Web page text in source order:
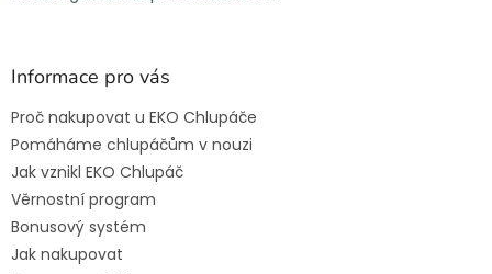
Informace pro vás
Proč nakupovat u EKO Chlupáče
Pomáháme chlupáčům v nouzi
Jak vznikl EKO Chlupáč
Věrnostní program
Bonusový systém
Jak nakupovat